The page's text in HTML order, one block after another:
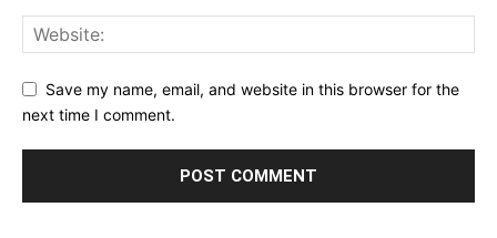
Save my name, email, and website in this browser for the
next time I comment.